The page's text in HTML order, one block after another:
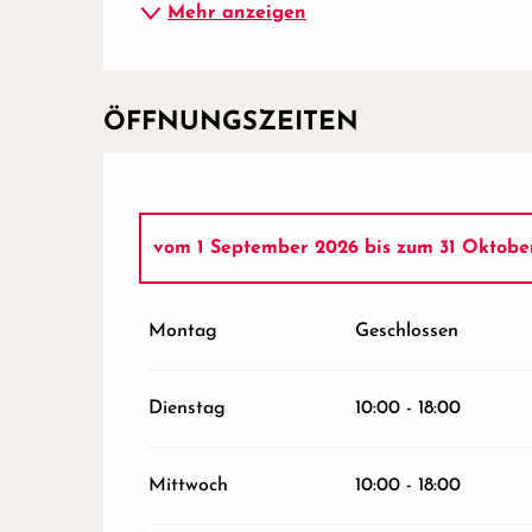
Mehr anzeigen
ÖFFNUNGSZEITEN
12 Juli 2026
vom 1 September 2026 bis zum 31
Montag Geschlossen
Dienstag 10:00 - 18:00
Mittwoch 10:00 - 18:00